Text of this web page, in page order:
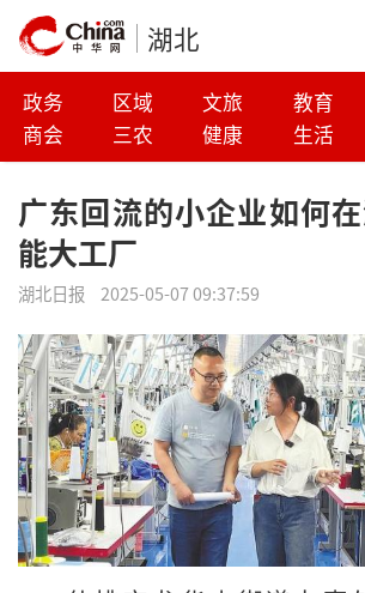
湖北
政务 区域 文旅 教育
商会
三农 健康 生活
广东回流的小企业如何
能大工厂
湖北日报 2025-05-07 09:37:59